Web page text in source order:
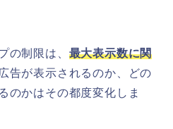
の制限は、 最大表示数に関
告が表示されるのか、どの
のかはその都度変化しま